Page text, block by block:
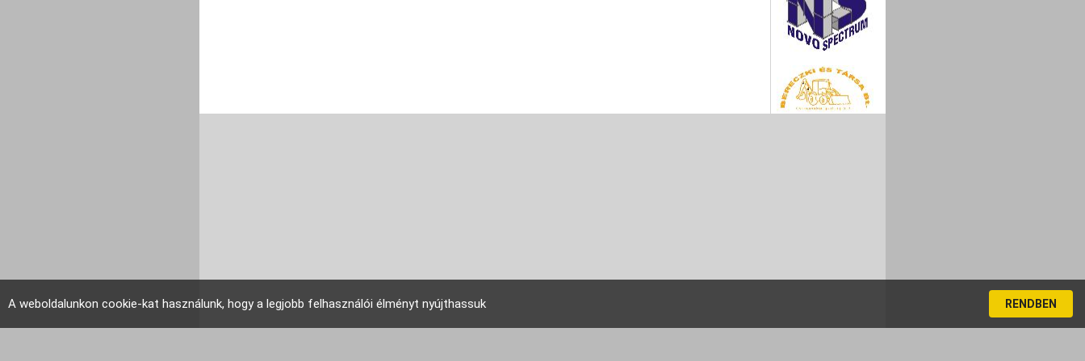
A weboldalunkon cookie-kat használunk, hogy a legjobb felhasználói élményt nyújthassuk RENDBEN